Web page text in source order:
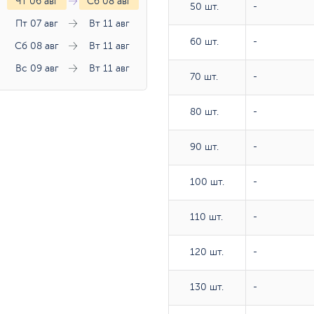
50 шт.
60 шт.
70 шт.
80 шт.
90 шт.
100 шт.
110 шт.
120 шт.
130 шт.
50 шт. -
60 шт. -
70 шт. -
80 шт. -
90 шт. -
100 шт. -
110 шт. -
120 шт. -
130 шт. -
Пт 07 авг Вт 11 авг
Сб 08 авг Вт 11 авг
Вс 09 авг Вт 11 авг